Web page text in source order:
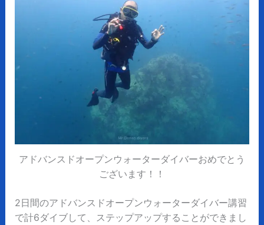
アドバンスドオープンウォーターダイバーおめでとう
ございます！！
2日間のアドバンスドオープンウォーターダイバー講習
で計6ダイブして、ステップアップすることができまし